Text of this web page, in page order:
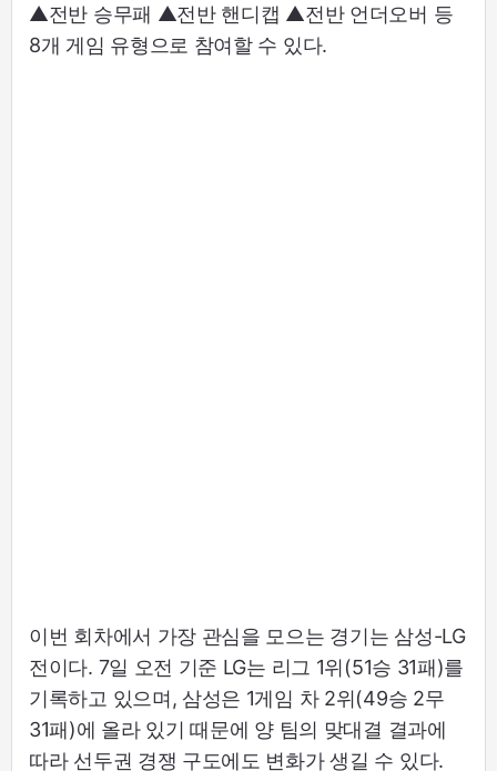
▲전반 승무패 ▲전반 핸디캡 ▲전반 언더오버 등
8개 게임 유형으로 참여할 수 있다.
이번 회차에서 가장 관심을 모으는 경기는 삼성-LG
전이다. 7일 오전 기준 LG는 리그 1위(51승 31패)를
기록하고 있으며, 삼성은 1게임 차 2위(49승 2무
31패)에 올라 있기 때문에 양 팀의 맞대결 결과에
따라 선두권 경쟁 구도에도 변화가 생길 수 있다.